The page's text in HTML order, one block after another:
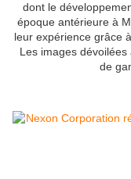
dont le
époque antérieure à
leur expérience grâce
Les images dévoilées
de